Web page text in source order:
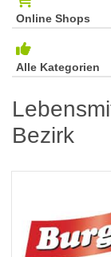
Online Shops
Alle Kategorien
Bezirk